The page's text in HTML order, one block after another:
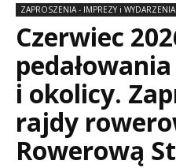
ZAPROSZENIA - IMPREZY i WYDARZENIA
Czerwiec
i okolicy.
rajdy
Rowerową